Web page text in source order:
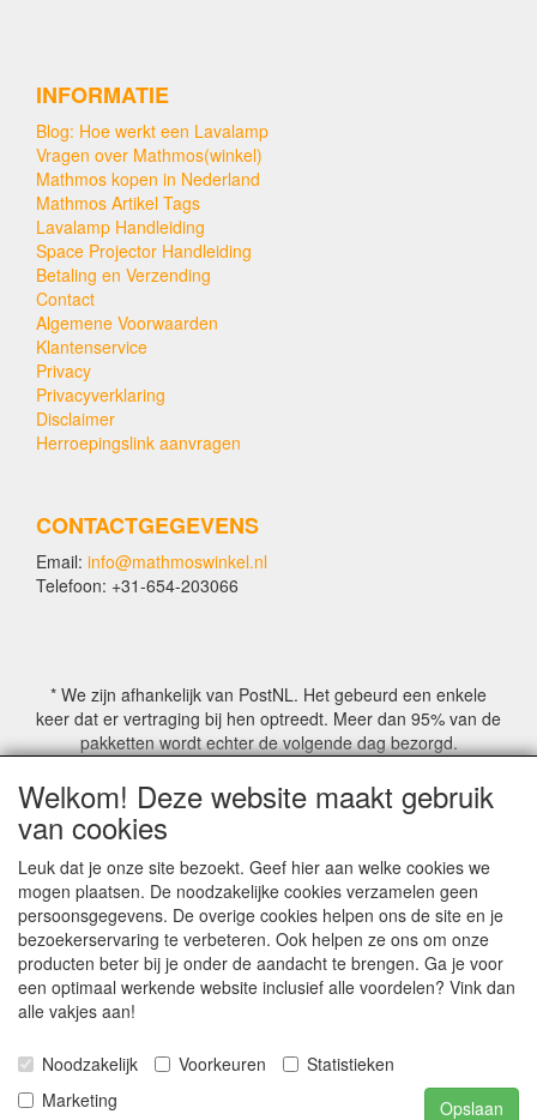
INFORMATIE
Blog: Hoe werkt een Lavalamp
Vragen over Mathmos(winkel)
Mathmos kopen in Nederland
Mathmos Artikel Tags
Lavalamp Handleiding
Space Projector Handleiding
Betaling en Verzending
Contact
Algemene Voorwaarden
Klantenservice
Privacy
Privacyverklaring
Disclaimer
Herroepingslink aanvragen
CONTACTGEGEVENS
Email: info@mathmoswinkel.nl
Telefoon: +31-654-203066
* We zijn afhankelijk van PostNL. Het gebeurd een enkele
keer dat er vertraging bij hen optreedt. Meer dan 95% van de
pakketten wordt echter de volgende dag bezorgd.
© COPYRIGHT by Mathmoswinkel.nl
Site Name, Ownership and Design Copyright by
Mathmoswinkel.nl
Copyrighted property may not be distributed, or displayed on
another website, or otherwise copied or reproduced without
our explicit written permission.
For more information on this site please contact:
webmaster@mathmoswinkel.nl
©2005-2026 [Mathmoswinkel]
Al onze prijzen zijn inclusief 21% BTW
Welkom! Deze website maakt gebruik
van cookies
Leuk dat je onze site bezoekt. Geef hier aan welke cookies we
mogen plaatsen. De noodzakelijke cookies verzamelen geen
persoonsgegevens. De overige cookies helpen ons de site en je
bezoekerservaring te verbeteren. Ook helpen ze ons om onze
producten beter bij je onder de aandacht te brengen. Ga je voor
een optimaal werkende website inclusief alle voordelen? Vink dan
alle vakjes aan!
Noodzakelijk Voorkeuren
Statistieken
Marketing
Opslaan